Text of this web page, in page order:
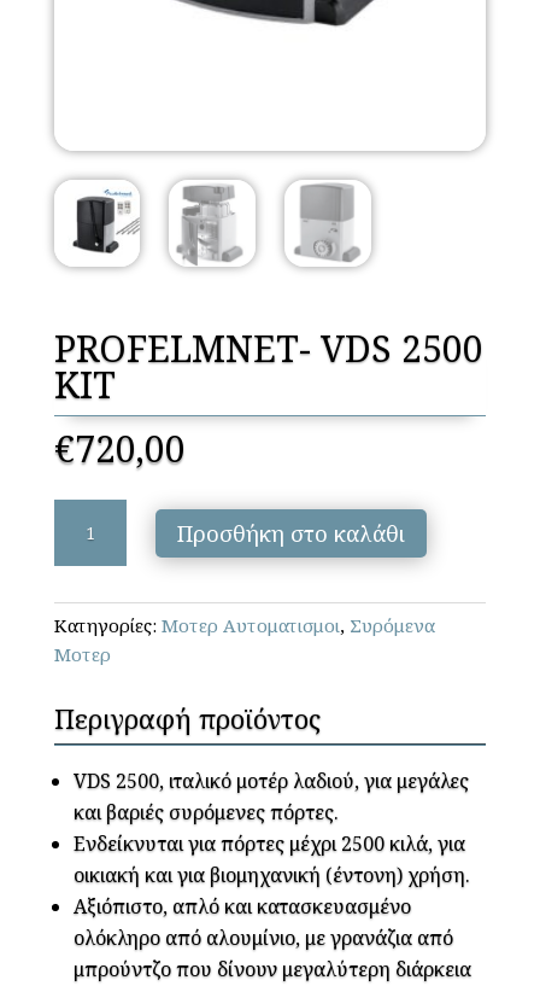
PROFELMNET- VDS 2500
KIT
€720,00
PROFELMNET-
VDS
2500
KIT
ποσότητα
Προσθήκη στο καλάθι
Κατηγορίες: Μοτερ Αυτοματισμοι, Συρόμενα
Μοτερ
Περιγραφή προϊόντος
VDS 2500, ιταλικό μοτέρ λαδιού, για μεγάλες
και βαριές συρόμενες πόρτες.
Ενδείκνυται για πόρτες μέχρι 2500 κιλά, για
οικιακή και για βιομηχανική (έντονη) χρήση.
Αξιόπιστο, απλό και κατασκευασμένο
ολόκληρο από αλουμίνιο, με γρανάζια από
μπρούντζο που δίνουν μεγαλύτερη διάρκεια